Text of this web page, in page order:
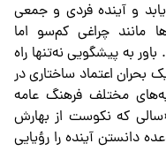
و آینده‌ فردی و جمعی
مانند چراغی کم‌سو اما
به پیشگویی نه‌تنها راه
بحران اعتماد ساختاری در
مختلف فرهنگ عامه
که نکوست از بهارش
دانستن آینده را رؤیایی